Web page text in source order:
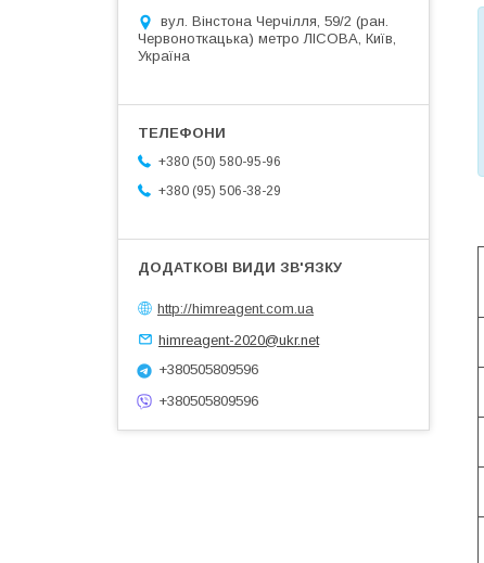
вул. Вінстона Черчілля, 59/2 (ран.
Червоноткацька) метро ЛІСОВА, Київ,
Україна
+380 (50) 580-95-96
+380 (95) 506-38-29
http://himreagent.com.ua
himreagent-2020@ukr.net
+380505809596
+380505809596